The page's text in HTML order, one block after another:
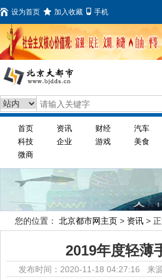
设为首页 加入收藏 手机
首页 资讯 财经 汽车
科技
企业 游戏 美食
微商
您的位置： 北京都市网主页 > 资讯 >
2019年度轻薄
发布时间：2020-11-18 04:27:16 来